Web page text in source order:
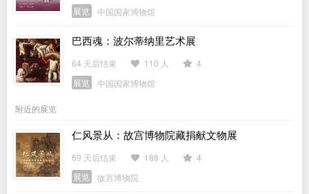
展览
中国国家博物馆
巴西魂：波尔蒂纳里艺术展
64 天后结束 110 人
4
展览
中国国家博物馆
附近的展览
仁风景从：故宫博物院藏捐献文物展
69 天后结束 188 人
4
展览
故宫博物院